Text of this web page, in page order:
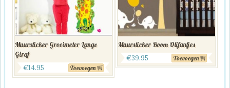
Muursticker Groeimeter Lange
Giraf
€14.95 Toevoegen
Muursticker Boom Olifantjes
€39.95 Toevoegen